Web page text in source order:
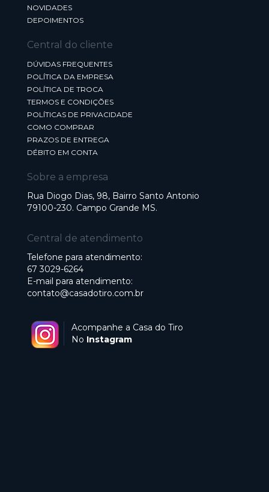
NOVIDADES
DEPOIMENTOS
Central do cliente
DÚVIDAS FREQUENTES
POLÍTICA DA EMPRESA
POLÍTICA DE TROCA
TERMOS E CONDIÇÕES
POLÍTICAS DE PRIVACIDADE
COMO COMPRAR
PRAZOS DE ENTREGA
DÉBITO EM CONTA
Sobre a empresa
Rua Diogo Dias, 98, Bairro Santo Antonio
79100-230. Campo Grande MS.
Central de atendimento
Telefone para atendimento:
67 3029-6264
E-mail para atendimento:
contato@casadotiro.com.br
Acompanhe a Casa do Tiro
No Instagram